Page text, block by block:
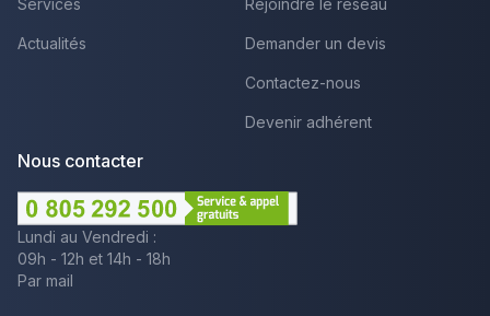
Actualités Demander un devis
Contactez-nous
Devenir adhérent
Nous contacter
Lundi au Vendredi :
09h - 12h et 14h - 18h
Par mail